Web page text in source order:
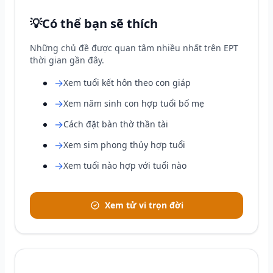
💡Có thể bạn sẽ thích
Những chủ đề được quan tâm nhiều nhất trên EPT
thời gian gần đây.
→Xem tuổi kết hôn theo con giáp
→Xem năm sinh con hợp tuổi bố mẹ
→Cách đặt bàn thờ thần tài
→Xem sim phong thủy hợp tuổi
→Xem tuổi nào hợp với tuổi nào
Xem tử vi trọn đời